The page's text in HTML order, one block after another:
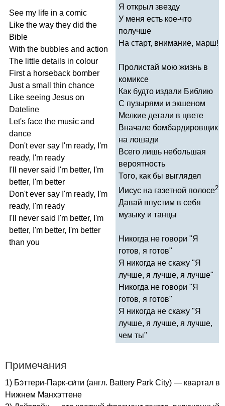
See my life in a comic
Like the way they did the
Bible
With the bubbles and action
The little details in colour
First a horseback bomber
Just a small thin chance
Like seeing Jesus on
Dateline
Let's face the music and
dance
Don't ever say I'm ready, I'm
ready, I'm ready
I'll
never said I'm better, I'm
better, I'm better
Don't ever say I'm ready, I'm
ready, I'm ready
I'll
never said I'm better, I'm
better, I'm better, I'm better
than you
Я открыл звезду
У меня есть кое-что
получше
На старт, внимание, марш!
Пролистай мою жизнь в
комиксе
Как будто издали Библию
С пузырями и экшеном
Мелкие детали в цвете
Вначале бомбардировщик
на лошади
Всего лишь небольшая
вероятность
Того, как бы выглядел
Иисус на газетной полосе2
Давай впустим в себя
музыку и танцы
Никогда не говори "Я
готов, я готов"
Я никогда не скажу "Я
лучше, я лучше, я лучше"
Никогда не говори "Я
готов, я готов"
Я никогда не скажу "Я
лучше, я лучше, я лучше,
чем ты"
Примечания
1) Бэ́ттери-Парк-си́ти (англ. Battery Park City) — квартал в
Нижнем Манхэттене